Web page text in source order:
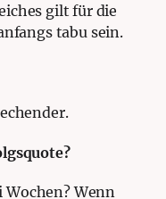
gilt für die
tabu sein.
Wenn